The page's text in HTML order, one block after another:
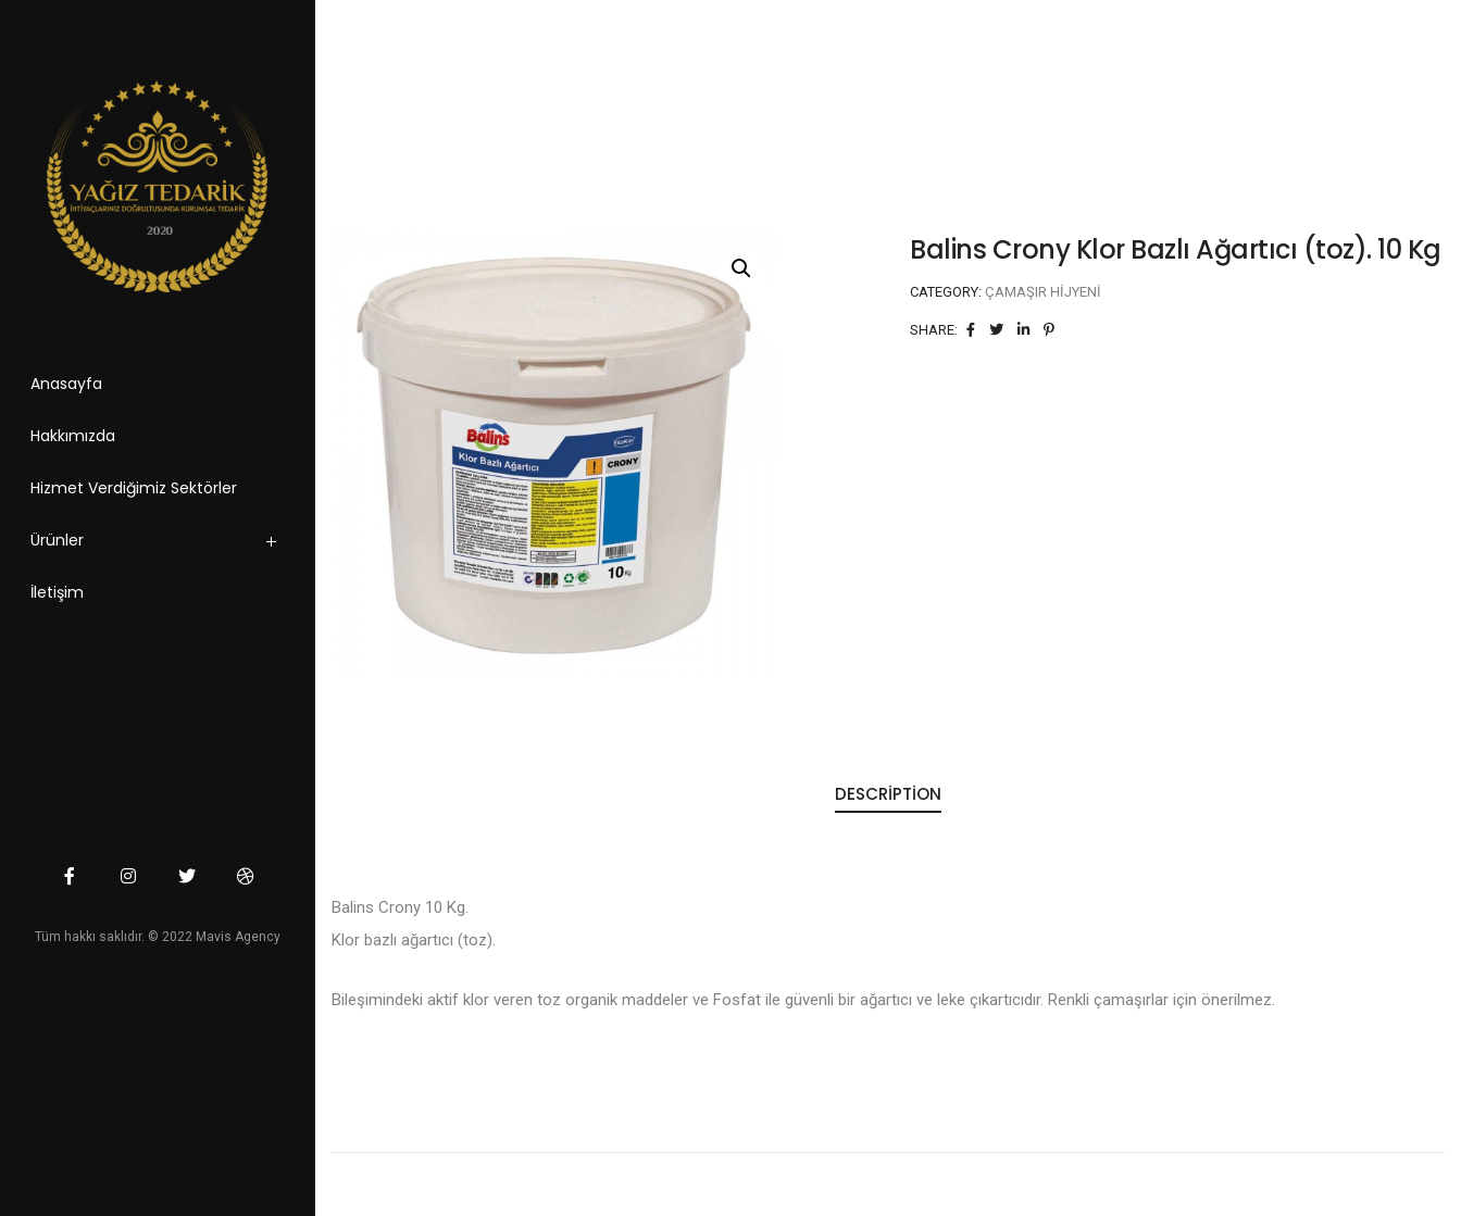
Anasayfa
Hakkımızda
Hizmet Verdiğimiz Sektörler
Ürünler
İletişim
Tüm hakkı saklıdır. © 2022 Mavis Agency
Balins Crony Klor Bazlı Ağartıcı (toz). 10 Kg
CATEGORY: ÇAMAŞIR HIJYENI
SHARE:
DESCRIPTION
Balins Crony 10 Kg.
Klor bazlı ağartıcı (toz).
Bileşimindeki aktif klor veren toz organik maddeler ve Fosfat ile güvenli bir ağartıcı ve leke çıkartıcıdır. Renkli çamaşırlar için önerilmez.